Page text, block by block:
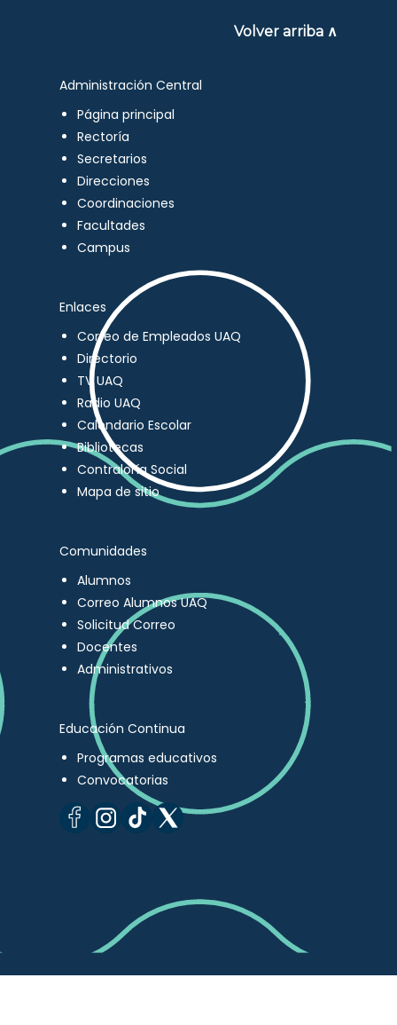
Volver arriba ∧
Administración Central
Página principal
Rectoría
Secretarios
Direcciones
Coordinaciones
Facultades
Campus
Enlaces
Correo de Empleados UAQ
Directorio
TV UAQ
Radio UAQ
Calendario Escolar
Bibliotecas
Contraloría Social
Mapa de sitio
Comunidades
Alumnos
Correo Alumnos UAQ
Solicitud Correo
Docentes
Administrativos
Educación Continua
Programas educativos
Convocatorias